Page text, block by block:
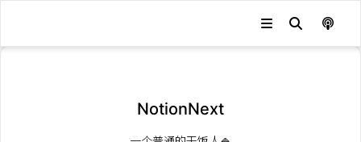
NotionNext